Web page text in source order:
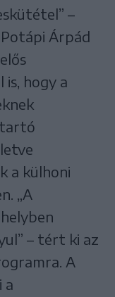
–
Árpád
hogy a
a külhoni
„A
– tért ki az
A
a